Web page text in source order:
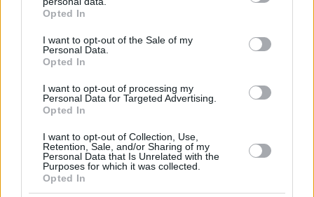
grant or deny consent to Google and its third-party tags to
use your data for below specified purposes in below Google
consent section.
Opted In
I want to opt-out of the Sale of my
Personal Data.
Opted In
I want to opt-out of processing my
Personal Data for Targeted Advertising.
Opted In
I want to opt-out of Collection, Use,
Retention, Sale, and/or Sharing of my
Personal Data that Is Unrelated with the
Purposes for which it was collected.
Opted In
Μάνος Ιωάννου για τη δημόσια εμφάνιση του Πέτρου
Φιλιππίδη: Άνθρωπος είναι, δεν πρέπει να βγει κι αυτός
«Δεν προσπαθεί να επανενταχθεί, ενταγμένος είναι»
πρόσθεσε για τον ηθοποιό
11.01.2024, 16:34